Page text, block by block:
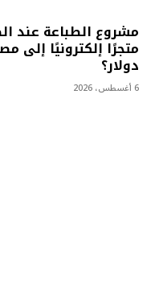
مشروع الطباعة عند
دولار؟
6 أغسطس، 2026